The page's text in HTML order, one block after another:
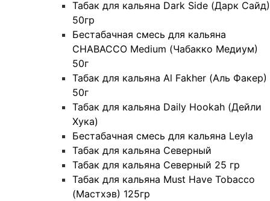
Табак для кальяна Dark Side (Дарк Сайд)
50гр
Бестабачная смесь для кальяна
CHABACCO Medium (Чабакко Медиум)
50г
Табак для кальяна Al Fakher (Аль Факер)
50г
Табак для кальяна Daily Hookah (Дейли
Хука)
Бестабачная смесь для кальяна Leyla
Табак для кальяна Северный
Табак для кальяна Северный 25 гр
Табак для кальяна Must Have Tobacco
(Мастхэв) 125гр